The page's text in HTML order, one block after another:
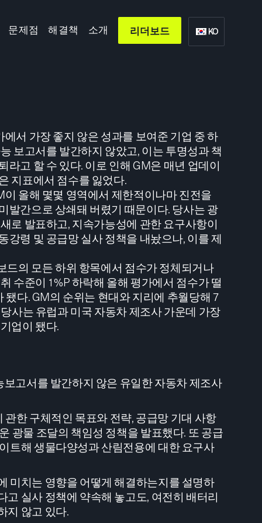
문제점 해결책 소개 리더보드 KO
서 가장 좋지 않은 성과를 보여준 기업 중 하
보고서를 발간하지 않았고, 이는 투명성과 책
라고 할 수 있다. 이로 인해 GM은 매년 업데이
지표에서 점수를 잃었다.
올해 몇몇 영역에서 제한적이나마 진전을
발간으로 상쇄돼 버렸기 때문이다. 당사는 광
로 발표하고, 지속가능성에 관한 요구사항이
강령 및 공급망 실사 정책을 내놨으나, 이를 제
드의 모든 하위 항목에서 점수가 정체되거나
수준이 1%P 하락해 올해 평가에서 점수가 떨
됐다. GM의 순위는 현대와 지리에 추월당해 7
사는 유럽과 미국 자동차 제조사 가운데 가장
업이 됐다.
고서를 발간하지 않은 유일한 자동차 제조사
관한 구체적인 목표와 전략, 공급망 기대 사항
광물 조달의 책임성 정책을 발표했다. 또 공급
트해 생물다양성과 산림전용에 대한 요구사
미치는 영향을 어떻게 해결하는지를 설명하
고 실사 정책에 약속해 놓고도, 여전히 배터리
지 않고 있다.